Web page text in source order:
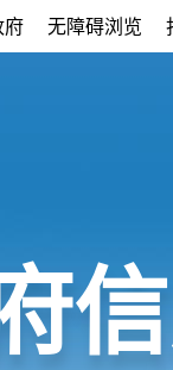
府 无障碍浏览